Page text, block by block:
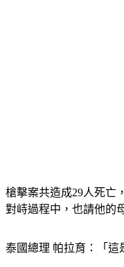
槍擊案共造成29人死亡
對峙過程中，也請他的
泰國總理 帕拉育：「這